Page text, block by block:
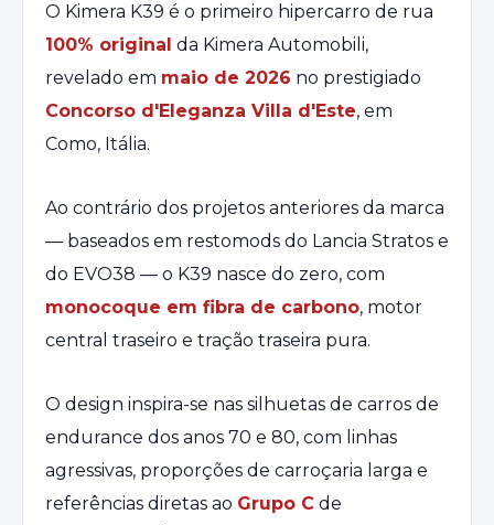
O Kimera K39 é o primeiro hipercarro de rua
100% original da Kimera Automobili,
revelado em maio de 2026 no prestigiado
Concorso d'Eleganza Villa d'Este, em
Como, Itália.
Ao contrário dos projetos anteriores da marca
— baseados em restomods do Lancia Stratos e
do EVO38 — o K39 nasce do zero, com
monocoque em fibra de carbono, motor
central traseiro e tração traseira pura.
O design inspira-se nas silhuetas de carros de
endurance dos anos 70 e 80, com linhas
agressivas, proporções de carroçaria larga e
referências diretas ao Grupo C de